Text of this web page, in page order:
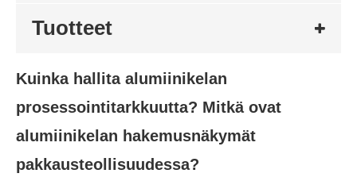
Tuotteet
Kuinka hallita alumiinikelan
prosessointitarkkuutta? Mitkä ovat
alumiinikelan hakemusnäkymät
pakkausteollisuudessa?